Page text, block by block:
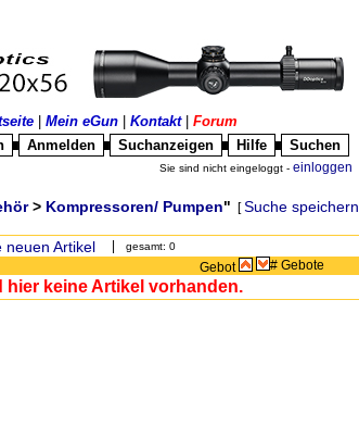
Mein eGun Kontakt| Forum
Anmelden Suchanzeigen Hilfe Suchen
Sie sind nicht eingeloggt - einloggen
> Kompressoren/ Pumpen" [Suche speichern
neuen Artikel gesamt: 0
Gebot # Gebote
hier keine Artikel vorhanden.